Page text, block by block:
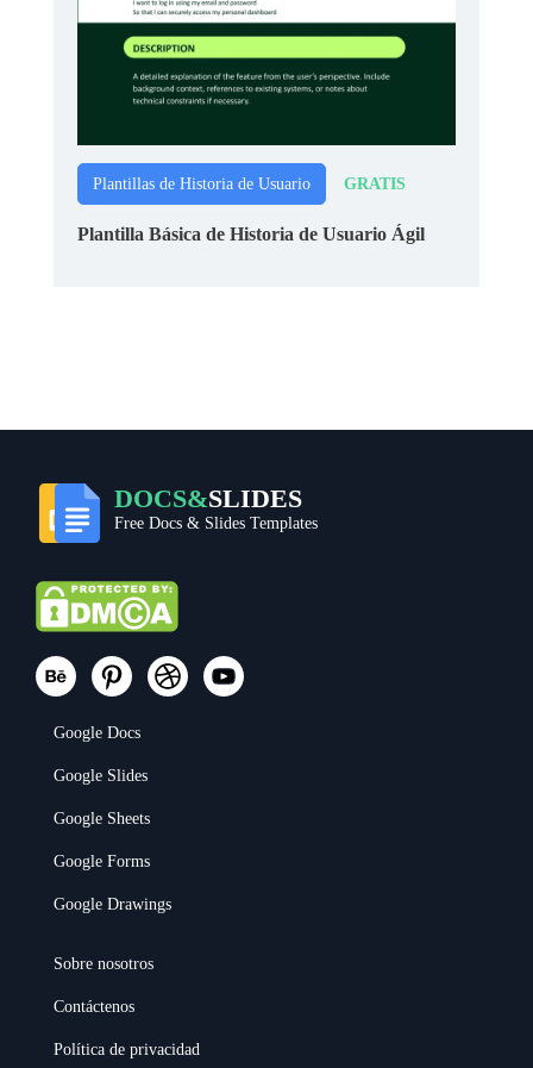
Plantillas de Historia de Usuario GRATIS
Plantilla Básica de Historia de Usuario Ágil
DOCS&SLIDES
Free Docs & Slides Templates
Google Docs
Google Slides
Google Sheets
Google Forms
Google Drawings
Sobre nosotros
Contáctenos
Política de privacidad